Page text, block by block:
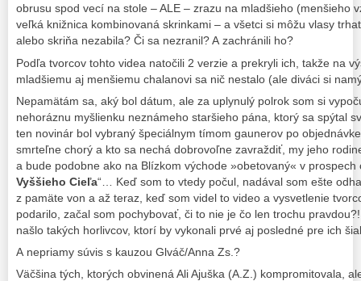
obrusu spod vecí na stole – ALE – zrazu na mladšieho (menšieho
veľká knižnica kombinovaná skrinkami – a všetci si môžu vlasy
alebo skriňa nezabila? Či sa nezranil? A zachránili ho?
Podľa tvorcov tohto videa natočili 2 verzie a prekryli ich, takže na
mladšiemu aj menšiemu chalanovi sa nič nestalo (ale diváci si
Nepamätám sa, aký bol dátum, ale za uplynulý polrok som si
nehoráznu myšlienku neznámeho staršieho pána, ktorý sa spýtal
ten novinár bol vybraný špeciálnym tímom gaunerov po
smrteľne chorý a kto sa nechá dobrovoľne zavraždiť, my jeho
a bude podobne ako na Blízkom východe »obetovaný« v
Vyššieho Cieľa“… Keď som to vtedy počul, nadával som ešte
z pamäte von a až teraz, keď som videl to video a vysvetlenie
podarilo, začal som pochybovať, či to nie je čo len trochu
našlo takých horlivcov, ktorí by vykonali prvé aj posledné pre ich
A nepriamy súvis s kauzou Glváč/Anna Zs.?
Väčšina tých, ktorých obvinená Ali Ajuška (A.Z.) kompromitovala,